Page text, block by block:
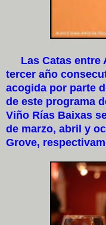
Las Catas entre
tercer año
acogida por parte
de este programa
Viño Rías Baixas
de marzo, abril y
Grove,